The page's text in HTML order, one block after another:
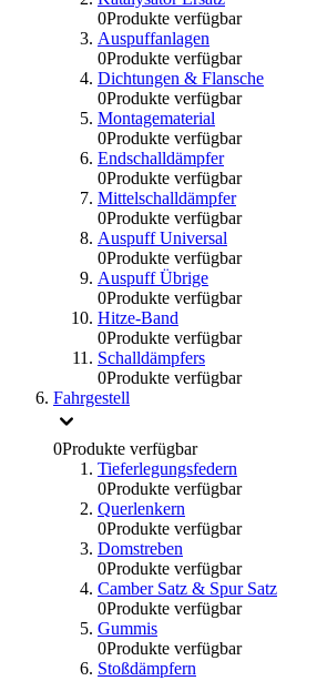
0Produkte verfügbar
Auspuffanlagen
0Produkte verfügbar
Dichtungen & Flansche
0Produkte verfügbar
Montagematerial
0Produkte verfügbar
Endschalldämpfer
0Produkte verfügbar
Mittelschalldämpfer
0Produkte verfügbar
Auspuff Universal
0Produkte verfügbar
Auspuff Übrige
0Produkte verfügbar
Hitze-Band
0Produkte verfügbar
Schalldämpfers
0Produkte verfügbar
Fahrgestell
0Produkte verfügbar
Tieferlegungsfedern
0Produkte verfügbar
Querlenkern
0Produkte verfügbar
Domstreben
0Produkte verfügbar
Camber Satz & Spur Satz
0Produkte verfügbar
Gummis
0Produkte verfügbar
Stoßdämpfern